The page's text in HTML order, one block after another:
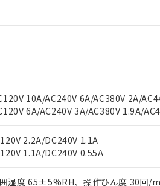
10A/AC240V 6A/AC380V 2A/
6A/AC240V 3A/AC380V 1.9A/
2.2A/DC240V 1.1A
1.1A/DC240V 0.55A
湿度 65±5%RH、操作ひん度 30回/
意のうえご利用ください。
器事業取扱商品の当社在庫状況およ
の中には、本サービスの対象外とな
会結果は、記載している更新日時点
での実際の在庫および標準価格とは
価格はお客様のお取引先、またはお
さい。
10物質）の非含有に非対応の商品で
10物質）の非含有の対応状況を調査
物で、有害物質有無と関係のない商
部品としていたものが、含有品と判明
以下、 カドミウム(Cd) 100ppm以下、
化ビフェニル類(PBB) 1000ppm以下、ポリ臭
別名：DOP) 1000ppm以下、フタル酸ブチル
イソブチル (DIBP) 1000ppm以下
機器に対する適用除外項目は除く。
閾値を超える意図的な使用がないことを確認して
国RoHSの基準値以下であることを示
国RoHSの基準値を超えていること
部門へお問い合わせください。
：
、 Cd(カドミウム) : 100ppm、
リ臭化ビフェニル類) : 1000ppm、 PBDEs(ポリ
フタル酸ジイソブチル) : 1000ppm、 BBP(フ
うち、外国為替および外国貿易法に
提供する場合は、日本国政府の輸出
ます。
、ミサイル、化学兵器、生物兵器ま
せん。
に販売する場合は、上記1、2および
り
在庫あり